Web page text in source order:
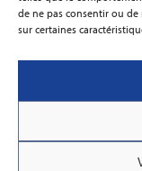
de ne pas consentir ou
sur certaines